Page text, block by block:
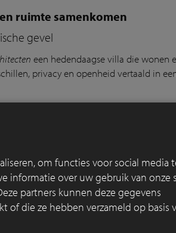
ruimte samenkomen
gevel
een hedendaagse villa die wonen
privacy en openheid vertaald in
ruimte in Cadzand-Bad
om te flaneren en te verblijven
speelt materiaal een sleutelrol.
in de bescherming tegen extreme
om functies voor social media
informatie over uw gebruik van onze
partners kunnen deze gegevens
of die ze hebben verzameld op basis